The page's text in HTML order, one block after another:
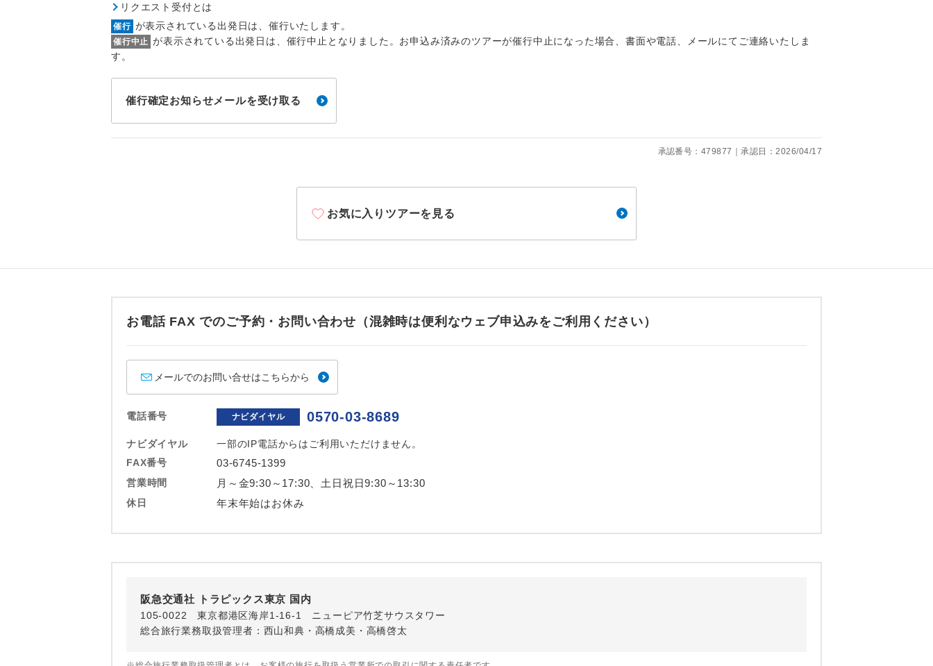
リクエスト受付とは
催行 が表示されている出発日は、催行いたします。
催行中止 が表示されている出発日は、催行中止となりました。お申込み済みのツアーが催行中止になった場合、書面や電話、メールにてご連絡いたしま
す。
催行確定お知らせメールを受け取る
承認番号：479877｜承認日：2026/04/17
お気に入りツアーを見る
お電話 FAX でのご予約・お問い合わせ（混雑時は便利なウェブ申込みをご利用ください）
メールでのお問い合せはこちらから
電話番号 ナビダイヤル 0570-03-8689
ナビダイヤル
一部のIP電話からはご利用いただけません。
FAX番号
03-6745-1399
営業時間 月～金9:30～17:30、土日祝日9:30～13:30
休日 年末年始はお休み
阪急交通社 トラピックス東京 国内
105-0022 東京都港区海岸1-16-1 ニューピア竹芝サウスタワー
総合旅行業務取扱管理者：西山和典・高橋成美・高橋啓太
周りの音を気にせず、ガイドさんの説明をじっくり聞くこと
2名様催行
1名様1室同代金 1名様1室利用でも追加料金がかからないコースです。
ご夫婦限定 ご夫婦限定でご参加いただけるコースです。
航空会社指定
利用航空会社が指定なので、ご出発の計画にとても便利で
ホテル指定
おひとり様バス2席利用